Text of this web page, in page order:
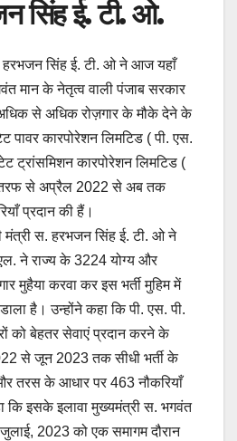
सिंह ई. टी. ओ.
हरभजन सिंह ई. टी. ओ ने आज यहाँ
मान के नेतृत्व वाली पंजाब सरकार
से अधिक रोज़गार के मौके देने के
पावर कारपोरेशन लिमटिड ( पी. एस.
ट्रांसमिशन कारपोरेशन लिमटिड (
तरफ से अप्रैल 2022 से अब तक
प्रदान की हैं।
मंत्री स. हरभजन सिंह ई. टी. ओ ने
ने राज्य के 3224 योग्य और
मुहैया करवा कर इस भर्ती मुहिम में
है। उन्होंने कहा कि पी. एस. पी.
को बेहतर सेवाएं प्रदान करने के
से जून 2023 तक सीधी भर्ती के
तरस के आधार पर 463 नौकरियाँ
कि इसके इलावा मुख्यमंत्री स. भगवंत
2023 को एक समागम दौरान